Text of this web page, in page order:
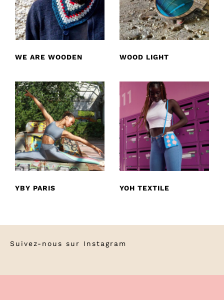
WE ARE WOODEN WOOD LIGHT
YBY PARIS YOH TEXTILE
Suivez-nous sur Instagram